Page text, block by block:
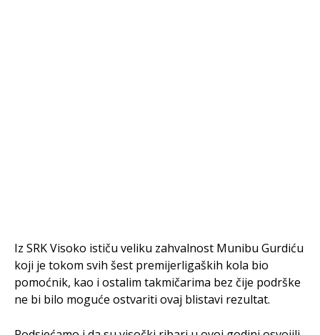
Iz SRK Visoko ističu veliku zahvalnost Munibu Gurdiću
koji je tokom svih šest premijerligaških kola bio
pomoćnik, kao i ostalim takmičarima bez čije podrške
ne bi bilo moguće ostvariti ovaj blistavi rezultat.